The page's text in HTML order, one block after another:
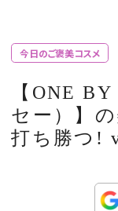
JEWELRY &
LIFESTYLE
CULTURE
CELEBRITY
今日のご褒美コスメ
【ONE
セー）】
打ち勝つ!